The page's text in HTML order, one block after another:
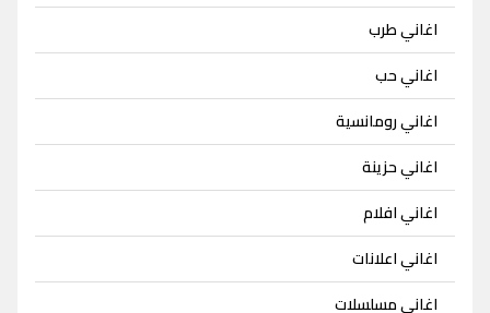
اغاني طرب
اغاني حب
اغاني رومانسية
اغاني حزينة
اغاني افلام
اغاني اعلانات
اغاني مسلسلات